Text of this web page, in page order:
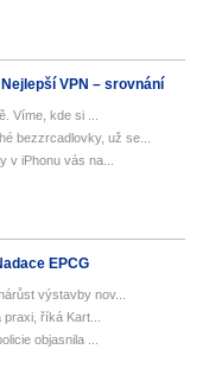
Nejlepší VPN – srovnání
Víme, kde si ...
bezzrcadlovky, už se...
v iPhonu vás na...
EPCG
výstavby nov...
říká Kart...
objasnila ...